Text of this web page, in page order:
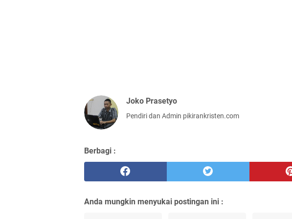
Joko Prasetyo
Pendiri dan Admin pikirankristen.com
Berbagi :
Anda mungkin menyukai postingan ini :